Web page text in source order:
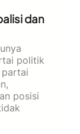
dan
politik
partai
posisi